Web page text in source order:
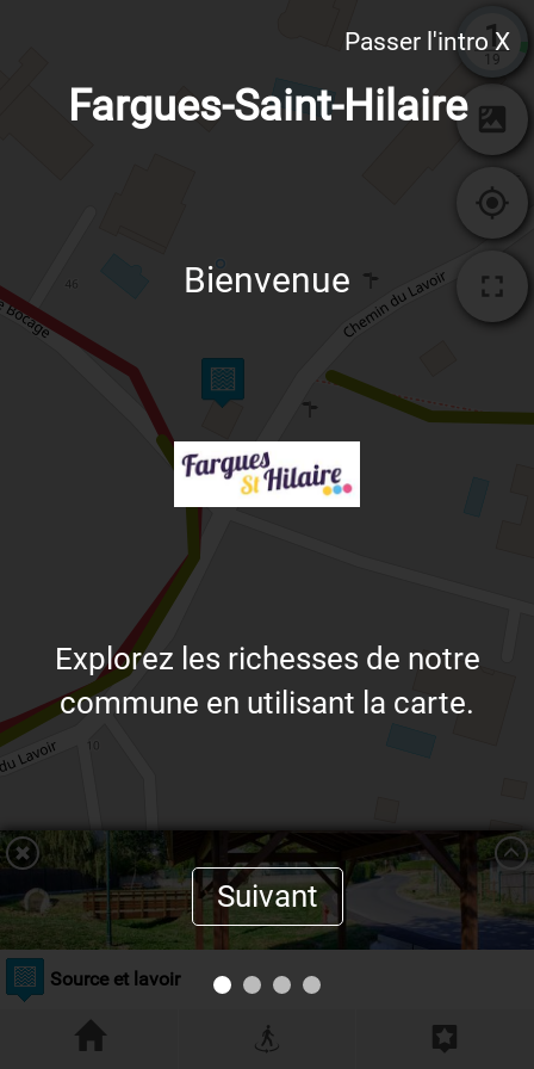
Passer l'intro X
Fargues-Saint-Hilaire
Bienvenue
Explorez les richesses de notre
commune en utilisant la carte.
Suivant
1
19
Source et lavoir
Résoudre l'énigme